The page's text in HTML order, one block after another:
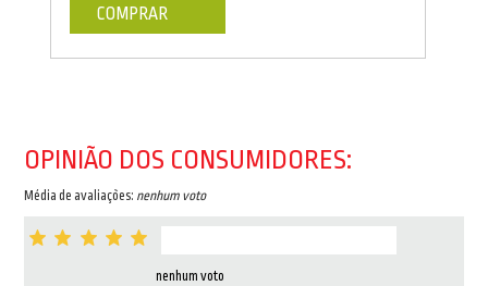
COMPRAR
OPINIÃO DOS CONSUMIDORES:
Média de avaliações: nenhum voto
nenhum voto